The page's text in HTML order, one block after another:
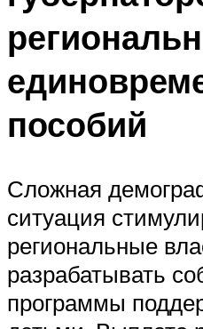
пособий
Сложная
ситуация
региональные
разрабатывать
программы